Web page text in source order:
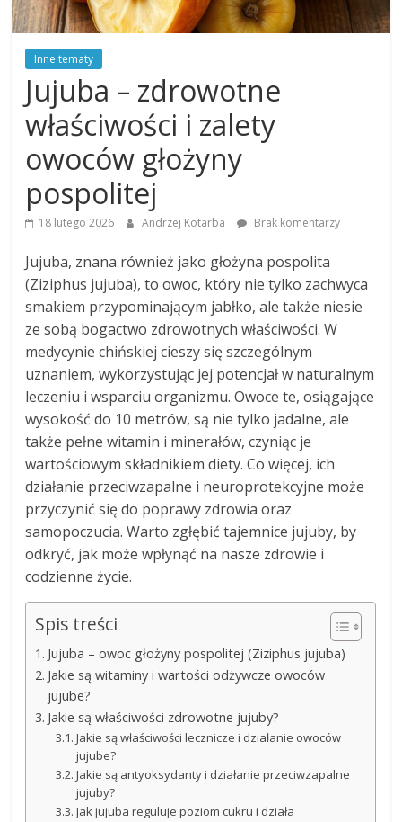
Inne tematy
Jujuba – zdrowotne
właściwości i zalety
owoców głożyny
pospolitej
18 lutego 2026 Andrzej Kotarba Brak komentarzy
Jujuba, znana również jako głożyna pospolita
(Ziziphus jujuba), to owoc, który nie tylko zachwyca
smakiem przypominającym jabłko, ale także niesie
ze sobą bogactwo zdrowotnych właściwości. W
medycynie chińskiej cieszy się szczególnym
uznaniem, wykorzystując jej potencjał w naturalnym
leczeniu i wsparciu organizmu. Owoce te, osiągające
wysokość do 10 metrów, są nie tylko jadalne, ale
także pełne witamin i minerałów, czyniąc je
wartościowym składnikiem diety. Co więcej, ich
działanie przeciwzapalne i neuroprotekcyjne może
przyczynić się do poprawy zdrowia oraz
samopoczucia. Warto zgłębić tajemnice jujuby, by
odkryć, jak może wpłynąć na nasze zdrowie i
codzienne życie.
Spis treści
Jujuba – owoc głożyny pospolitej (Ziziphus jujuba)
Jakie są witaminy i wartości odżywcze owoców
jujube?
Jakie są właściwości zdrowotne jujuby?
Jakie są właściwości lecznicze i działanie owoców
jujube?
Jakie są antyoksydanty i działanie przeciwzapalne
jujuby?
Jak jujuba reguluje poziom cukru i działa